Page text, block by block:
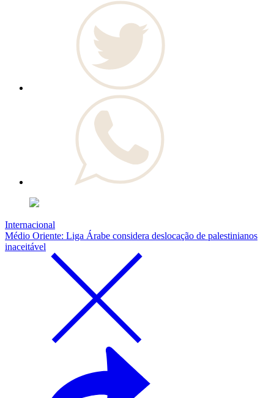
Internacional
Médio Oriente: Liga Árabe considera deslocação de palestinianos
inaceitável